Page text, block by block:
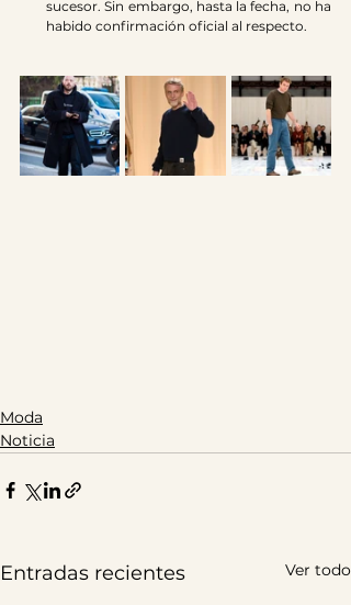
sucesor. Sin embargo, hasta la fecha, no ha
habido confirmación oficial al respecto.​
Moda
Noticia
Entradas recientes Ver todo